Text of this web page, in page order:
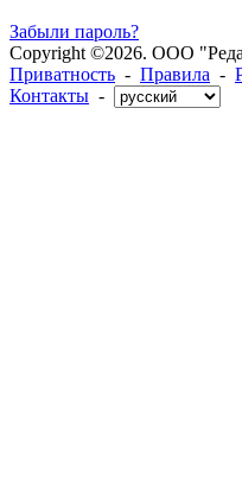
Забыли пароль?
Copyright ©2026. ООО
Приватность - Правила -
Контакты -